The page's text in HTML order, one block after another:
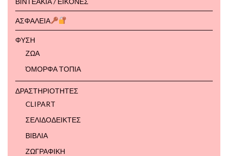
ΑΣΦΑΛΕΙΑ
ΦΥΣΗ
ΖΩΑ
ΌΜΟΡΦΑ ΤΟΠΙΑ
ΔΡΑΣΤΗΡΙΟΤΗΤΕΣ
CLIPART
ΣΕΛΙΔΟΔΕΙΚΤΕΣ
ΒΙΒΛΙΑ
ΖΩΓΡΑΦΙΚΗ